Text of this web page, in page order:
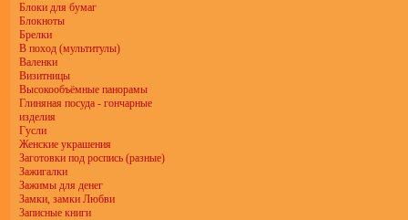
Блоки для бумаг
Блокноты
Брелки
В поход (мультитулы)
Валенки
Визитницы
Высокообъёмные панорамы
Глиняная посуда - гончарные
изделия
Гусли
Женские украшения
Заготовки под роспись (разные)
Зажигалки
Зажимы для денег
Замки, замки Любви
Записные книги